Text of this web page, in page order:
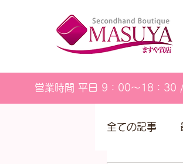
営業時間 平日 9：00～18：30
全ての記事